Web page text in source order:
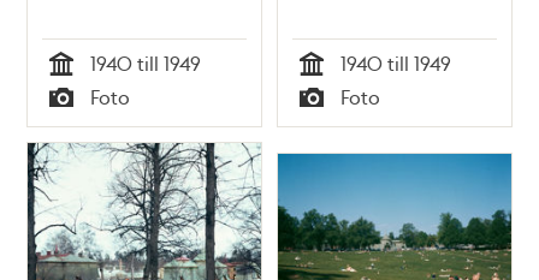
Tid
1940 till 1949
Typ
Foto Tid
1940 till 1949
Typ
Foto